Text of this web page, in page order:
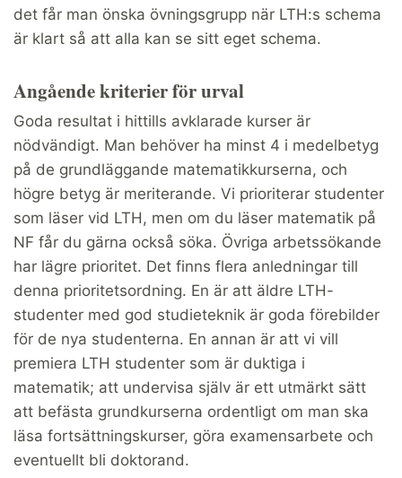
det får man önska övningsgrupp när LTH:s schema
är klart så att alla kan se sitt eget schema.
Angående kriterier för urval
Goda resultat i hittills avklarade kurser är
nödvändigt. Man behöver ha minst 4 i medelbetyg
på de grundläggande matematikkurserna, och
högre betyg är meriterande. Vi prioriterar studenter
som läser vid LTH, men om du läser matematik på
NF får du gärna också söka. Övriga arbetssökande
har lägre prioritet. Det finns flera anledningar till
denna prioritetsordning. En är att äldre LTH-
studenter med god studieteknik är goda förebilder
för de nya studenterna. En annan är att vi vill
premiera LTH studenter som är duktiga i
matematik; att undervisa själv är ett utmärkt sätt
att befästa grundkurserna ordentligt om man ska
läsa fortsättningskurser, göra examensarbete och
eventuellt bli doktorand.